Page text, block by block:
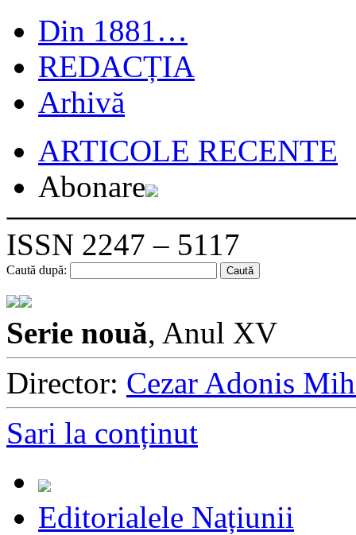
Din 1881…
REDACȚIA
Arhivă
ARTICOLE RECENTE
Abonare
ISSN 2247 – 5117
Caută după:
Serie nouă, Anul XV
Director: Cezar Adonis
Sari la conținut
Editorialele Națiunii